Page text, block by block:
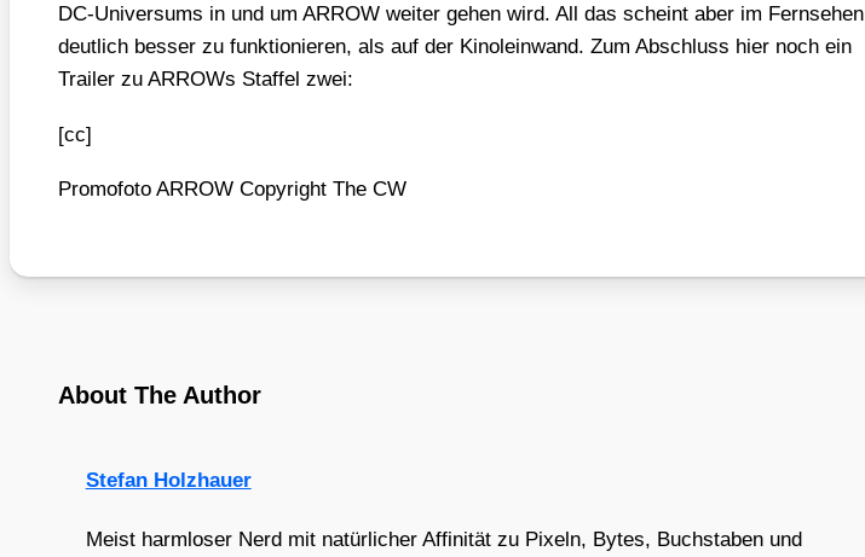
DC-Uni­ver­sums in und um ARROW wei­ter gehen wird. All das scheint aber im Fern­se­hen
deut­lich bes­ser zu funk­tio­nie­ren, als auf der Kino­lein­wand. Zum Abschluss hier noch ein
Trai­ler zu ARROWs Staf­fel zwei:
[cc]
Pro­mo­fo­to ARROW Copy­right The CW
About The Author
Stefan Holzhauer
Meist harmloser Nerd mit natürlicher Affinität zu Pixeln, Bytes, Buchstaben und